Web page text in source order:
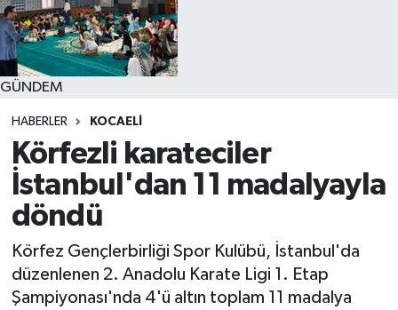
GÜNDEM
HABERLER KOCAELI
Körfezli karateciler
İstanbul'dan 11 madalyayla
döndü
Körfez Gençlerbirliği Spor Kulübü, İstanbul'da
düzenlenen 2. Anadolu Karate Ligi 1. Etap
Şampiyonası'nda 4'ü altın toplam 11 madalya